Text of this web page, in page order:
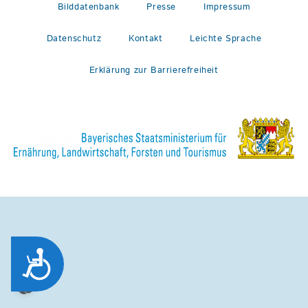
Zug&auml;nglichkeit
Bilddatenbank Presse Impressum
Datenschutz Kontakt Leichte Sprache
Erklärung zur Barrierefreiheit